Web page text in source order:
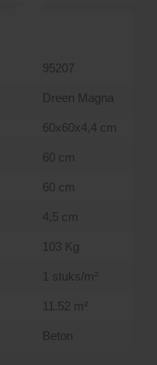
95207
Dreen Magna
60x60x4,4 cm
60 cm
60 cm
4,5 cm
103 Kg
1 stuks/m²
11.52 m²
Beton